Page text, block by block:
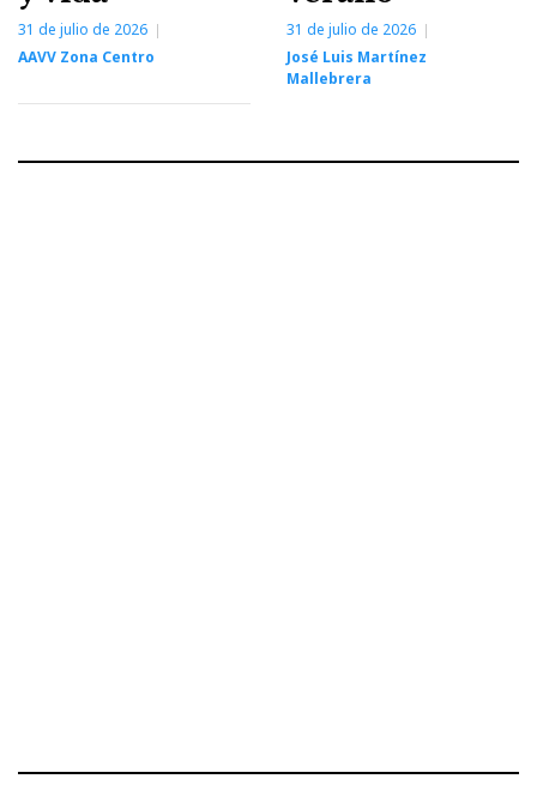
31 de julio de 2026
AAVV Zona Centro
31 de julio de 2026
José Luis Martínez
Mallebrera